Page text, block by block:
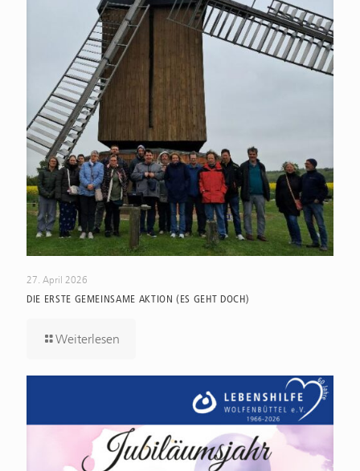
27. April 2026
DIE ERSTE GEMEINSAME AKTION (ES GEHT DOCH)
Weiterlesen